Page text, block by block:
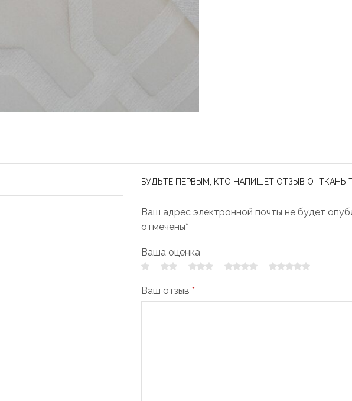
БУДЬТЕ ПЕРВЫМ, КТО НАПИШЕТ ОТЗЫВ О “ТКАНЬ
Ваш адрес электронной почты не будет
отмечены*
Ваша оценка
Ваш отзыв *